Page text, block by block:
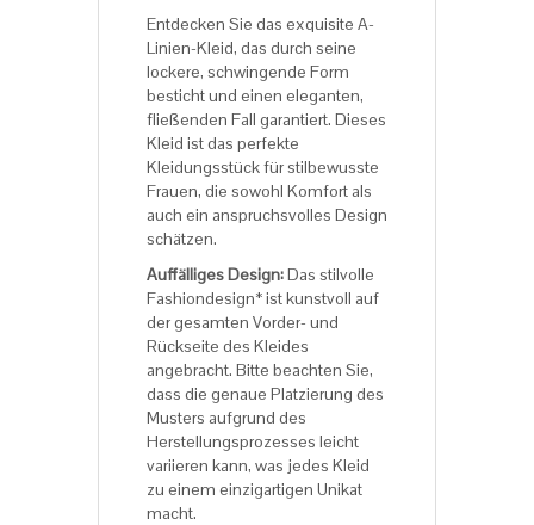
Entdecken Sie das exquisite A-
Linien-Kleid, das durch seine
lockere, schwingende Form
besticht und einen eleganten,
fließenden Fall garantiert. Dieses
Kleid ist das perfekte
Kleidungsstück für stilbewusste
Frauen, die sowohl Komfort als
auch ein anspruchsvolles Design
schätzen.
Auffälliges Design:Das stilvolle
Fashiondesign* ist kunstvoll auf
der gesamten Vorder- und
Rückseite des Kleides
angebracht. Bitte beachten Sie,
dass die genaue Platzierung des
Musters aufgrund des
Herstellungsprozesses leicht
variieren kann, was jedes Kleid
zu einem einzigartigen Unikat
macht.